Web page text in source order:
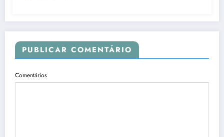
PUBLICAR COMENTÁRIO
Comentários